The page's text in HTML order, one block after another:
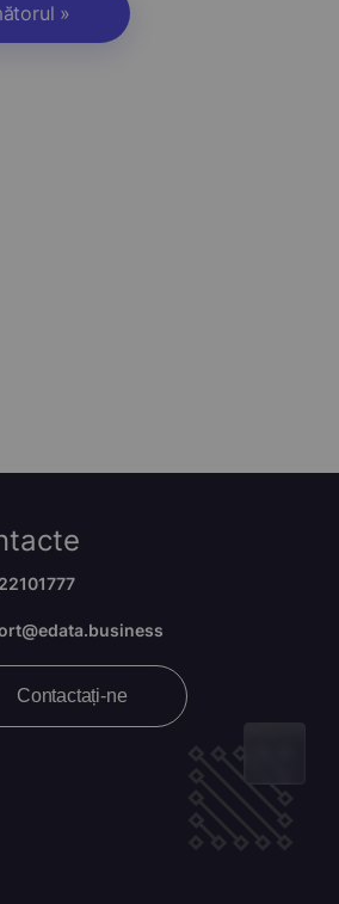
»
Contactați-ne